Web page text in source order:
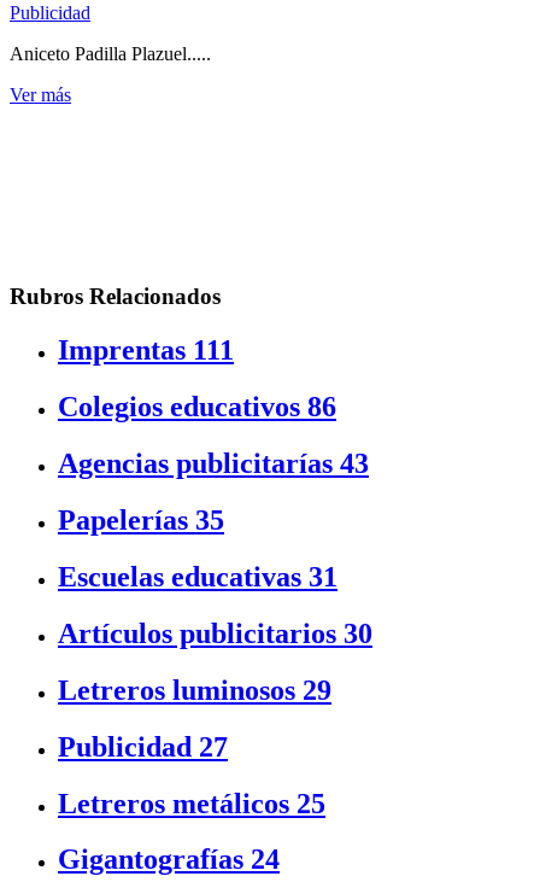
Publicidad
Aniceto Padilla Plazuel.....
Ver más
Rubros Relacionados
Imprentas 111
Colegios educativos 86
Agencias publicitarías 43
Papelerías 35
Escuelas educativas 31
Artículos publicitarios 30
Letreros luminosos 29
Publicidad 27
Letreros metálicos 25
Gigantografías 24